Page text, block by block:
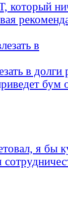
который
в
бум
я бы